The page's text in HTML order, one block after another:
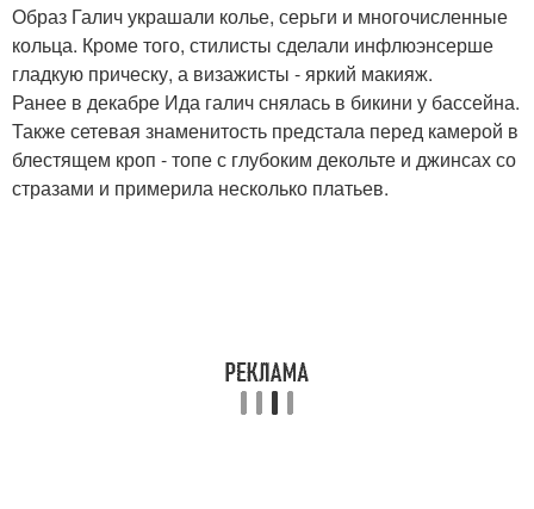
Образ Галич украшали колье, серьги и многочисленные
кольца. Кроме того, стилисты сделали инфлюэнсерше
гладкую прическу, а визажисты - яркий макияж.
Ранее в декабре Ида галич снялась в бикини у бассейна.
Также сетевая знаменитость предстала перед камерой в
блестящем кроп - топе с глубоким декольте и джинсах со
стразами и примерила несколько платьев.